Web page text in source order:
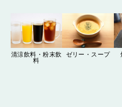
清涼飲料・粉末飲
料
ゼリー・スープ